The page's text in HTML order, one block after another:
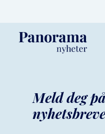
Meld deg på